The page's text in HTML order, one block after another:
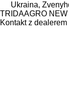
Ukraina,
TRIDAAGRO NEW
Kontakt z dealerem